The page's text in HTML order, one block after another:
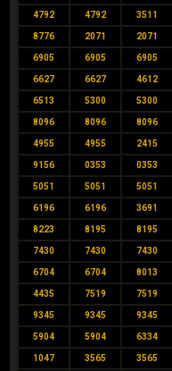
4792 4792 3511
8776 2071 2071
6905 6905 6905
6627 6627 4612
6513 5300 5300
8096 8096 8096
4955 4955 2415
9156 0353 0353
5051 5051 5051
6196 6196 3691
8223 8195 8195
7430 7430 7430
6704 6704 8013
4435 7519 7519
9345 9345 9345
5904 5904 6334
1047 3565 3565